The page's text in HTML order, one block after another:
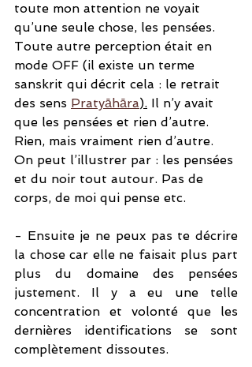
toute mon attention ne voyait
qu’une seule chose, les pensées.
Toute autre perception était en
mode OFF (il existe un terme
sanskrit qui décrit cela : le retrait
des sens Pratyāhāra). Il n’y avait
que les pensées et rien d’autre.
Rien, mais vraiment rien d’autre.
On peut l’illustrer par : les pensées
et du noir tout autour. Pas de
corps, de moi qui pense etc.
- Ensuite je ne peux pas te décrire
la chose car elle ne faisait plus part
plus du domaine des pensées
justement. Il y a eu une telle
concentration et volonté que les
dernières identifications se sont
complètement dissoutes.